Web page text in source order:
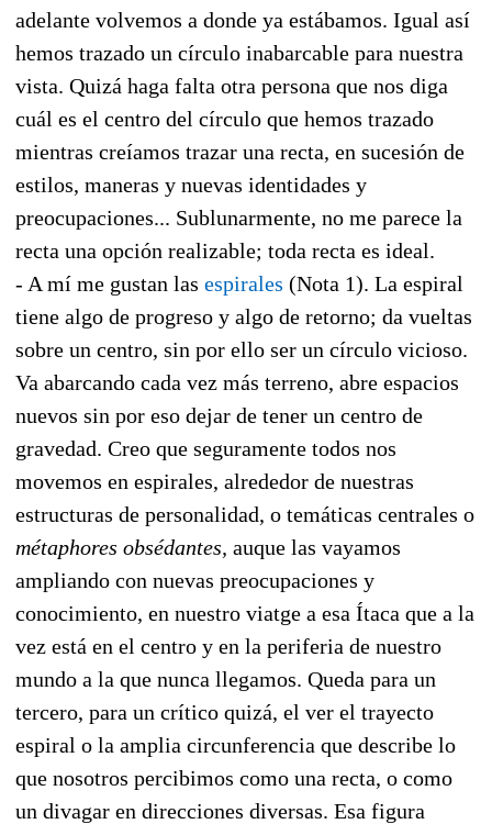
adelante volvemos a donde ya estábamos. Igual así
hemos trazado un círculo inabarcable para nuestra
vista. Quizá haga falta otra persona que nos diga
cuál es el centro del círculo que hemos trazado
mientras creíamos trazar una recta, en sucesión de
estilos, maneras y nuevas identidades y
preocupaciones... Sublunarmente, no me parece la
recta una opción realizable; toda recta es ideal.
- A mí me gustan las espirales (Nota 1). La espiral
tiene algo de progreso y algo de retorno; da vueltas
sobre un centro, sin por ello ser un círculo vicioso.
Va abarcando cada vez más terreno, abre espacios
nuevos sin por eso dejar de tener un centro de
gravedad. Creo que seguramente todos nos
movemos en espirales, alrededor de nuestras
estructuras de personalidad, o temáticas centrales o
métaphores obsédantes, auque las vayamos
ampliando con nuevas preocupaciones y
conocimiento, en nuestro viatge a esa Ítaca que a la
vez está en el centro y en la periferia de nuestro
mundo a la que nunca llegamos. Queda para un
tercero, para un crítico quizá, el ver el trayecto
espiral o la amplia circunferencia que describe lo
que nosotros percibimos como una recta, o como
un divagar en direcciones diversas. Esa figura